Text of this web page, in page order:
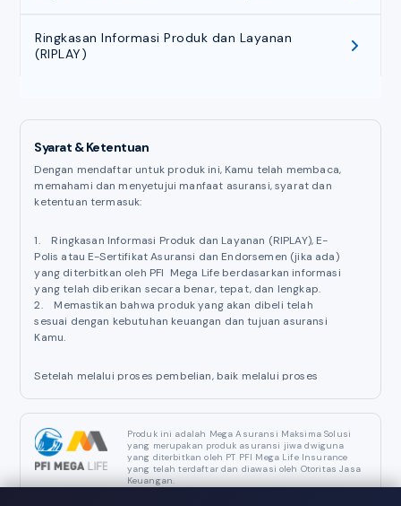
Ringkasan Informasi Produk dan Layanan
(RIPLAY)
Syarat & Ketentuan
Dengan mendaftar untuk produk ini, Kamu telah membaca,
memahami dan menyetujui manfaat asuransi, syarat dan
ketentuan termasuk:
1. Ringkasan Informasi Produk dan Layanan (RIPLAY), E-
Polis atau E-Sertifikat Asuransi dan Endorsemen (jika ada)
yang diterbitkan oleh PFI Mega Life berdasarkan informasi
yang telah diberikan secara benar, tepat, dan lengkap.
2. Memastikan bahwa produk yang akan dibeli telah
sesuai dengan kebutuhan keuangan dan tujuan asuransi
Kamu.
Setelah melalui proses pembelian, baik melalui proses
bentuk elektronik.
Kamu dapat memperbarui informasi Kamu secara berkala
Produk ini adalah Mega Asuransi Maksima Solusi
yang merupakan produk asuransi jiwa dwiguna
yang diterbitkan oleh PT PFI Mega Life Insurance
yang telah terdaftar dan diawasi oleh Otoritas Jasa
Keuangan.